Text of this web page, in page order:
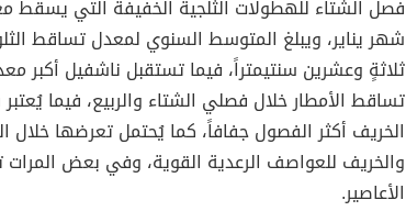
فصل الشتاء للهطولات الثلجية الخفيفة التي
شهر يناير، ويبلغ المتوسط السنوي لمعدل تساقط
ثلاثةٍ وعشرين سنتيمتراً، فيما تستقبل ناشفيل أكبر
تساقط الأمطار خلال فصلي الشتاء والربيع، فيما
الخريف أكثر الفصول جفافاً، كما يُحتمل تعرضها خلال
والخريف للعواصف الرعدية القوية، وفي بعض المرات
الأعاصير.